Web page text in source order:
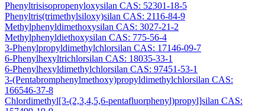
Phenyltrisisopropenyloxysilan CAS: 52301-18-5
Phenyltris(trimethylsiloxy)silan CAS: 2116-84-9
Methylphenyldimethoxysilan CAS: 3027-21-2
Methylphenyldiethoxysilan CAS: 775-56-4
3-Phenylpropyldimethylchlorsilan CAS: 17146-09-7
6-Phenylhexyltrichlorsilan CAS: 18035-33-1
6-Phenylhexyldimethylchlorsilan CAS: 97451-53-1
3-(Pentabromphenylmethoxy)propyldimethylchlorsilan CAS:
166546-37-8
Chlordimethyl[3-(2,3,4,5,6-pentafluorphenyl)propyl]silan CAS: